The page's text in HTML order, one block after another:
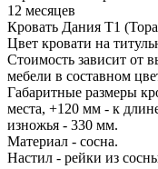
12 месяцев
Кровать Дания Т1
Цвет кровати на
Стоимость зависит от
мебели в составном
Габаритные размеры
места, +120 мм - к
изножья - 330 мм.
Материал - сосна.
Настил - рейки из